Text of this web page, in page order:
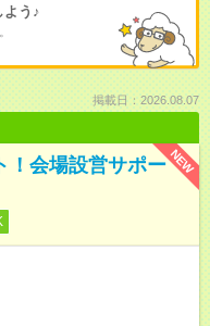
よう♪
掲載日：2026.08.07
NEW
！会場設営サポー